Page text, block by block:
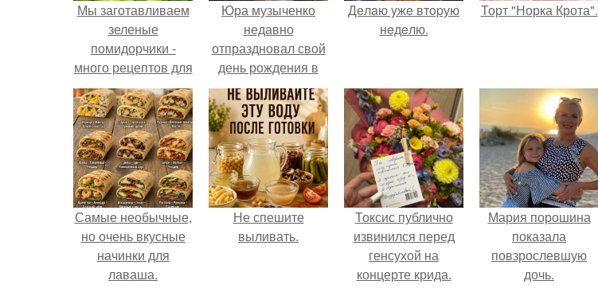
Мы заготавливаем
зеленые
помидорчики -
много рецептов для
вас?
Юра музыченко
недавно
отпраздновал свой
день рождения в
кругу самых
близких и родных
людей.
Дeлaю yжe втopую
нeдeлю.
Торт "Норка Крота".
Самые необычные,
но очень вкусные
начинки для
лаваша.
Не спешите
выливать.
Токсис публично
извинился перед
генсухой на
концерте крида.
Мария порошина
показала
повзрослевшую
дочь.